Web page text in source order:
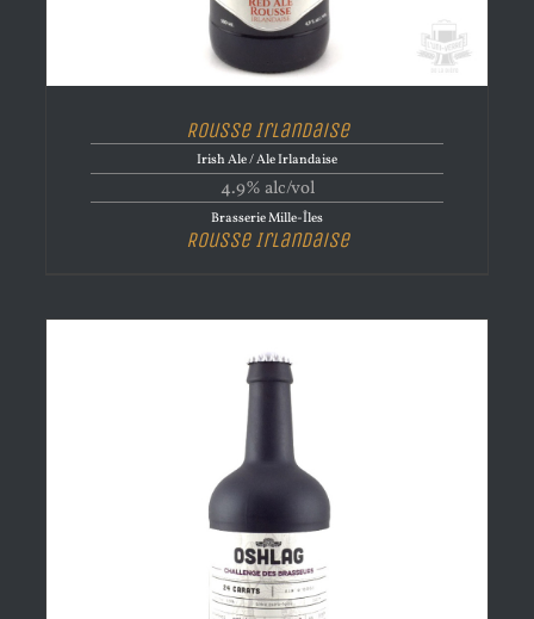
Rousse Irlandaise
Irish Ale / Ale Irlandaise
4.9% alc/vol
Brasserie Mille-Îles
Rousse Irlandaise